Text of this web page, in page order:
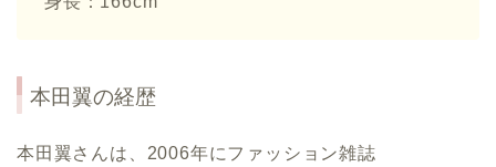
本田翼の経歴
本田翼さんは、2006年にファッション雑誌